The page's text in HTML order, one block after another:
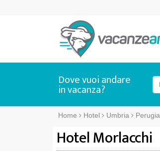
Dove vuoi andare
in vacanza?
Home Hotel Umbria Perugia
Hotel Morlacchi